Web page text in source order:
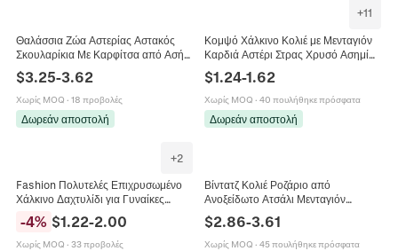
Θαλάσσια Ζώα Αστερίας Αστακός
Σκουλαρίκια Με Καρφίτσα από Ασήμι
Κρίκοι Γυναικεία Κοσμήματα
$3.25-3.62
Χωρίς MOQ · 18 προβολές
Δωρεάν αποστολή
+11
Κομψό Χάλκινο Κολιέ με Μενταγιόν
Καρδιά Αστέρι Στρας Χρυσό Ασημί
Γυναικεία Κοσμήματα
$1.24-1.62
Χωρίς MOQ · 40 πουλήθηκε πρόσφατα
Δωρεάν αποστολή
+2
Fashion Πολυτελές Επιχρυσωμένο
Χάλκινο Δαχτυλίδι για Γυναίκες
Μινιμαλιστικό Ρυθμιζόμενο Στρας
Τεχνητό Μαργαριτάρι Ανοιχτό
Δαχτυλίδι Κοσμήματα
-4% $1.22-2.00
Χωρίς MOQ · 33 προβολές
Βίντατζ Κολιέ Ροζάριο από
Ανοξείδωτο Ατσάλι Μενταγιόν
Παναγία της Γουαδελούπης Σταυρός
Αλυσίδα με Χάντρες Θρησκευτικά
Κοσμήματα για Γυναίκες
$2.86-3.61
Χωρίς MOQ · 45 πουλήθηκε πρόσφατα